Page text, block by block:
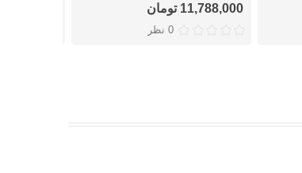
11,788,000 تومان
0 نظر